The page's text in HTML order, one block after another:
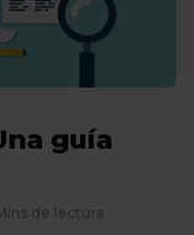
guía
de lectura